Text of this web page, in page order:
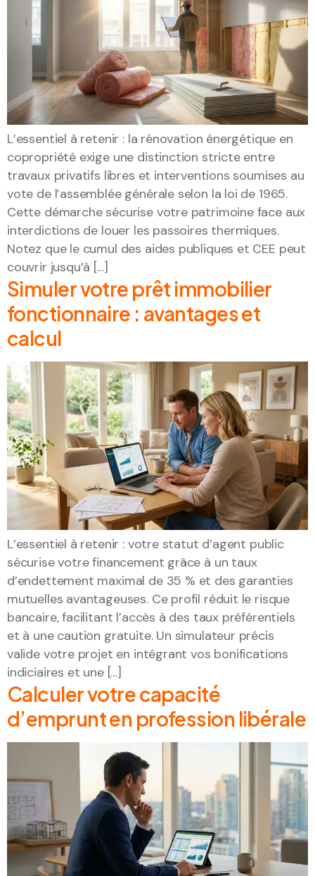
L’essentiel à retenir : la rénovation énergétique en
copropriété exige une distinction stricte entre
travaux privatifs libres et interventions soumises au
vote de l’assemblée générale selon la loi de 1965.
Cette démarche sécurise votre patrimoine face aux
interdictions de louer les passoires thermiques.
Notez que le cumul des aides publiques et CEE peut
couvrir jusqu’à […]
Simuler votre prêt immobilier
fonctionnaire : avantages et
calcul
L’essentiel à retenir : votre statut d’agent public
sécurise votre financement grâce à un taux
d’endettement maximal de 35 % et des garanties
mutuelles avantageuses. Ce profil réduit le risque
bancaire, facilitant l’accès à des taux préférentiels
et à une caution gratuite. Un simulateur précis
valide votre projet en intégrant vos bonifications
indiciaires et une […]
Calculer votre capacité
d’emprunt en profession libérale